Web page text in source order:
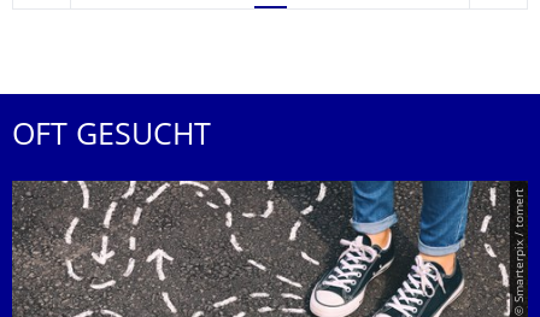
OFT GESUCHT
© Smarterpix / tomert